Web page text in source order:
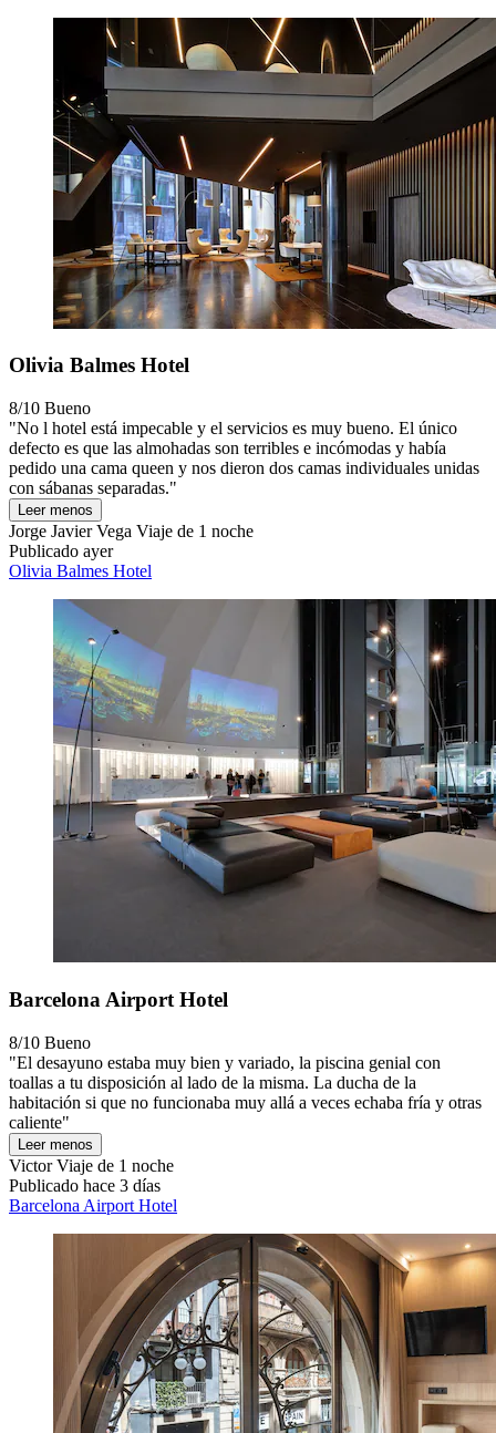
Olivia Balmes Hotel
8/10 Bueno
"No l hotel está impecable y el servicios es muy bueno. El único
defecto es que las almohadas son terribles e incómodas y había
pedido una cama queen y nos dieron dos camas individuales unidas
con sábanas separadas."
Leer menos
Jorge Javier Vega Viaje de 1 noche
Publicado ayer
Olivia Balmes Hotel
Barcelona Airport Hotel
8/10 Bueno
"El desayuno estaba muy bien y variado, la piscina genial con
toallas a tu disposición al lado de la misma. La ducha de la
habitación si que no funcionaba muy allá a veces echaba fría y otras
caliente"
Leer menos
VictorViaje de 1 noche
Publicado hace 3 días
Barcelona Airport Hotel